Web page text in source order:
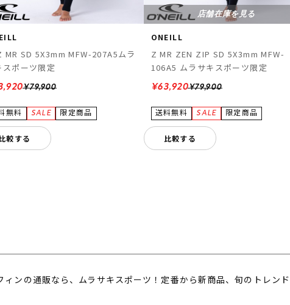
MR SD 5X3mm MFW-207A5ムラ
スポーツ限定
¥79,900
比較する
店舗在庫を見る
ONEILL
Z MR ZEN ZIP SD 5X3mm MFW-
106A5 ムラサキスポーツ限定
¥79,900
¥63,920
比較する
ィンの通販なら、ムラサキスポーツ！定番から新商品、旬のトレン